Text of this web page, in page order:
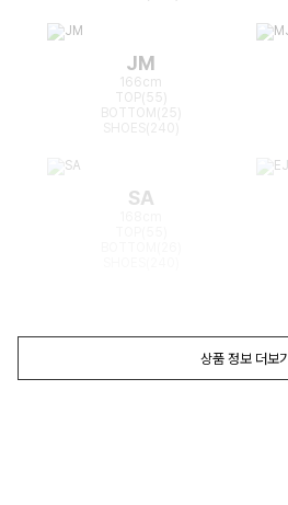
JM
166cm
TOP(55)
BOTTOM(25)
SA
상품 정보 더보기